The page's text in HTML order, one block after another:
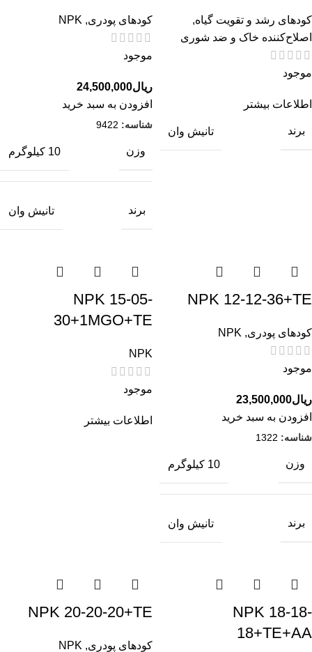
کودهای رشد و تقویت گیاه,
اصلاح‌کننده خاک و ضد شوری
موجود
اطلاعات بیشتر
برند تانیش وان
کودهای پودری,
NPK
موجود
ریال24,500,000
افزودن به سبد خرید
شناسه: 9422
وزن 10 کیلوگرم
برند تانیش وان
NPK 12-12-36+TE
کودهای پودری,
NPK
موجود
ریال23,500,000
افزودن به سبد خرید
شناسه: 1322
وزن 10 کیلوگرم
برند تانیش وان
NPK 15-05-
30+1MGO+TE
NPK
موجود
اطلاعات بیشتر
NPK 18-18-
18+TE+AA
NPK 20-20-20+TE
کودهای پودری,
NPK